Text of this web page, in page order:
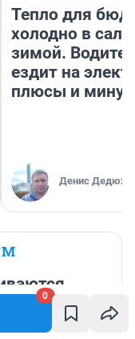
0
Тепло для
холодно в
зимой.
ездит на
плюсы и
Денис